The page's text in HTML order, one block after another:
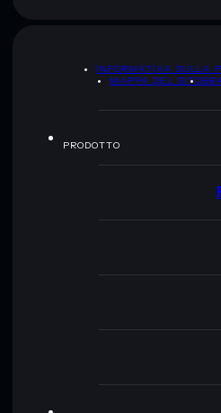
INFORMATIVA SULLA
MAPPA DEL SITO
PRODOTTO